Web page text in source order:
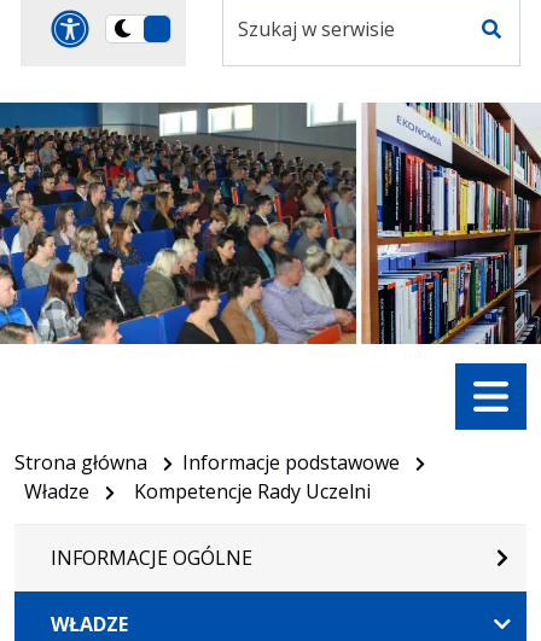
Panel dostosowania
Przełącz
ciemną
serwisie
Menu
Strona główna
Informacje podstawowe
Władze
Kompetencje Rady Uczelni
INFORMACJE OGÓLNE
WŁADZE